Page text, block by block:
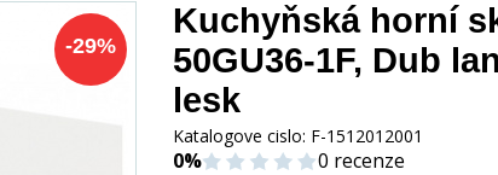
-29%
Kuchyňská horní
50GU36-1F, Dub
lesk
Katalogove cislo: F-1512012001
0% 0 recenze